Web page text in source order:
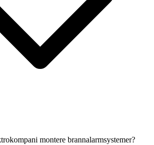
montere brannalarmsystemer?